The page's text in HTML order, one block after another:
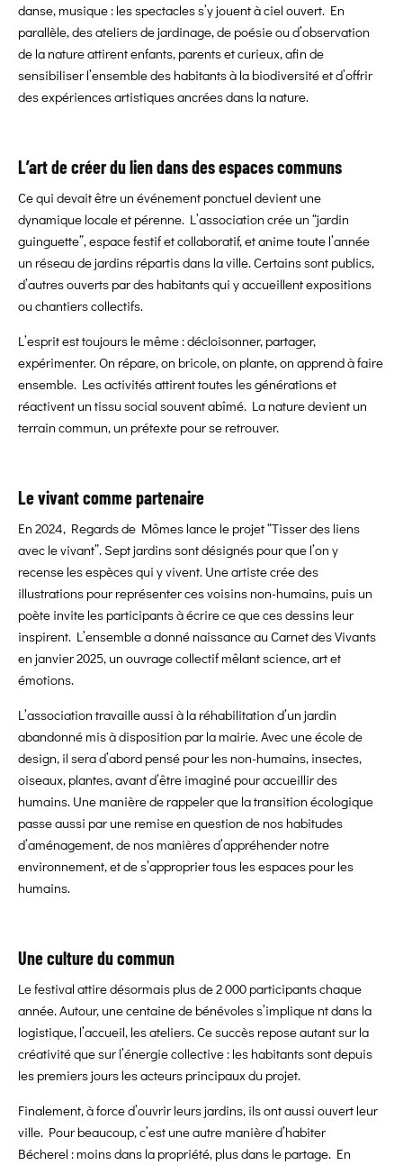
danse, musique : les spectacles s’y jouent à ciel ouvert. En
parallèle, des ateliers de jardinage, de poésie ou d’observation
de la nature attirent enfants, parents et curieux, afin de
sensibiliser l’ensemble des habitants à la biodiversité et d’offrir
des expériences artistiques ancrées dans la nature.
L’art de créer du lien dans des espaces communs
Ce qui devait être un événement ponctuel devient une
dynamique locale et pérenne. L’association crée un “jardin
guinguette”, espace festif et collaboratif, et anime toute l’année
un réseau de jardins répartis dans la ville. Certains sont publics,
d’autres ouverts par des habitants qui y accueillent expositions
ou chantiers collectifs.
L’esprit est toujours le même : décloisonner, partager,
expérimenter. On répare, on bricole, on plante, on apprend à faire
ensemble. Les activités attirent toutes les générations et
réactivent un tissu social souvent abîmé. La nature devient un
terrain commun, un prétexte pour se retrouver.
Le vivant comme partenaire
En 2024, Regards de Mômes lance le projet “Tisser des liens
avec le vivant”. Sept jardins sont désignés pour que l’on y
recense les espèces qui y vivent. Une artiste crée des
illustrations pour représenter ces voisins non-humains, puis un
poète invite les participants à écrire ce que ces dessins leur
inspirent. L’ensemble a donné naissance au Carnet des Vivants
en janvier 2025, un ouvrage collectif mêlant science, art et
émotions.
L’association travaille aussi à la réhabilitation d’un jardin
abandonné mis à disposition par la mairie. Avec une école de
design, il sera d’abord pensé pour les non-humains, insectes,
oiseaux, plantes, avant d’être imaginé pour accueillir des
humains. Une manière de rappeler que la transition écologique
passe aussi par une remise en question de nos habitudes
d’aménagement, de nos manières d’appréhender notre
environnement, et de s’approprier tous les espaces pour les
humains.
Une culture du commun
Le festival attire désormais plus de 2 000 participants chaque
année. Autour, une centaine de bénévoles s’implique nt dans la
logistique, l’accueil, les ateliers. Ce succès repose autant sur la
créativité que sur l’énergie collective : les habitants sont depuis
les premiers jours les acteurs principaux du projet.
Finalement, à force d’ouvrir leurs jardins, ils ont aussi ouvert leur
ville. Pour beaucoup, c’est une autre manière d’habiter
Bécherel : moins dans la propriété, plus dans le partage. En